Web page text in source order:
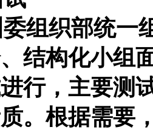
组织部统一
结构化小组
行，主要测
。根据需要